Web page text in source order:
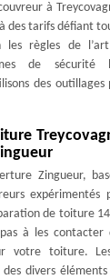
à
des tarifs défiant
les règles de
de sécurité
des
Zingueur,
de toiture
à les contacter
votre toiture.
divers